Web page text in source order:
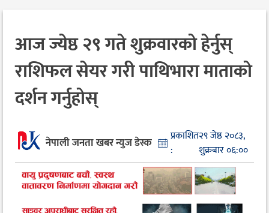
आज ज्येष्ठ २९ गते शुक्रवारको हेर्नुस्
राशिफल सेयर गरी पाथिभारा माताको
दर्शन गर्नुहोस्
नेपाली जनता खबर न्युज डेस्क
प्रकाशित
:
२९ जेष्ठ २०८३,
शुक्रबार ०६:००